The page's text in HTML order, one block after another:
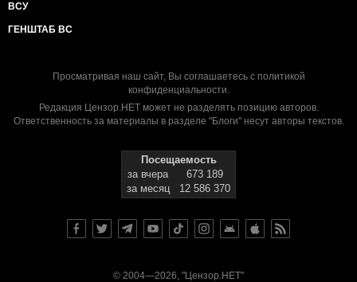
ВСУ
ГЕНШТАБ ВС
Просматривая наш сайт, Вы соглашаетесь с политикой
конфиденциальности.
Редакция Цензор.НЕТ может не разделять позицию авторов.
Ответственность за материалы в разделе "Блоги" несут авторы текстов.
Посещаемость
за вчера
673 189
за месяц
12 586 370
© 2004—2026, "Цензор.НЕТ"